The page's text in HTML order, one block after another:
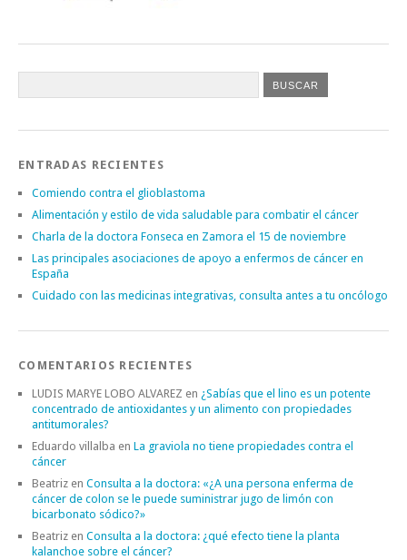
ENTRADAS RECIENTES
Comiendo contra el glioblastoma
Alimentación y estilo de vida saludable para combatir el cáncer
Charla de la doctora Fonseca en Zamora el 15 de noviembre
Las principales asociaciones de apoyo a enfermos de cáncer en
España
Cuidado con las medicinas integrativas, consulta antes a tu oncólogo
COMENTARIOS RECIENTES
LUDIS MARYE LOBO ALVAREZ en ¿Sabías que el lino es un potente
concentrado de antioxidantes y un alimento con propiedades
antitumorales?
Eduardo villalba en La graviola no tiene propiedades contra el
cáncer
Beatriz en Consulta a la doctora: «¿A una persona enferma de
cáncer de colon se le puede suministrar jugo de limón con
bicarbonato sódico?»
Beatriz en Consulta a la doctora: ¿qué efecto tiene la planta
kalanchoe sobre el cáncer?